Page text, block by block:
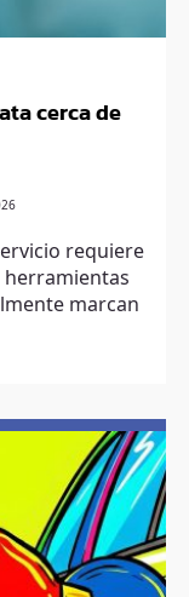
cerca de
requiere
herramientas
marcan